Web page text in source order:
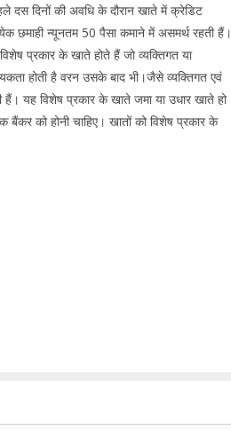
दस दिनों की अवधि के दौरान खाते में क्रेडिट
छमाही न्यूनतम 50 पैसा कमाने में असमर्थ रहती हैं।
प्रकार के खाते होते हैं जो व्यक्तिगत या
होती है वरन उसके बाद भी।जैसे व्यक्तिगत एवं
हैं। यह विशेष प्रकार के खाते जमा या उधार खाते हो
को होनी चाहिए। खातों को विशेष प्रकार के